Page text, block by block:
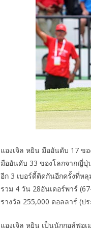
แองเจิล หยิน มืออันดับ 17 ข
มืออันดับ 33 ของโลกจากญี่ปุ่
อีก 3 เบอร์ดี้ติดกันอีกครั้งที่ห
รวม 4 วัน 28อันเดอร์พาร์
รางวัล 255,000 ดอลลาร์ (ป
แองเจิล หยิน เป็นนักกอล์ฟอ